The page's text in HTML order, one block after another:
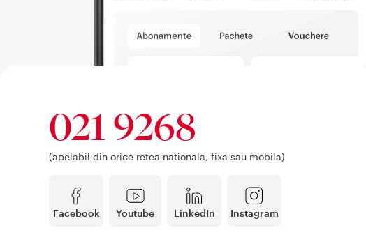
Facebook Youtube LinkedIn Instagram
021 9268
(apelabil din orice retea nationala, fixa sau mobila)